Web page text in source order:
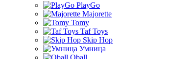
PlayGo
Majorette
Tomy
Taf Toys
Skip Hop
Умница
Oball